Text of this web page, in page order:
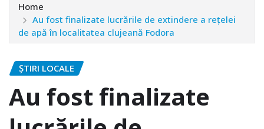
Home
Au fost finalizate lucrările de extindere a rețelei
de apă în localitatea clujeană Fodora
ȘTIRI LOCALE
Au fost finalizate